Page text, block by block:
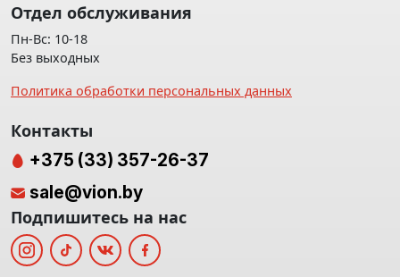
Отдел обслуживания
Пн-Вс: 10-18
Без выходных
Политика обработки персональных данных
Контакты
+375 (33) 357-26-37
sale@vion.by
Подпишитесь на нас